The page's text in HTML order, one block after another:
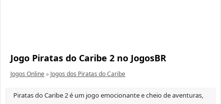
Jogo Piratas do Caribe 2 no JogosBR
Jogos Online» Jogos dos Piratas do Caribe
Piratas do Caribe 2 é um jogo emocionante e cheio de aventuras,